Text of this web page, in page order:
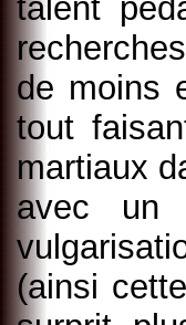
talent
de moins
tout
martiaux
avec un
(ainsi